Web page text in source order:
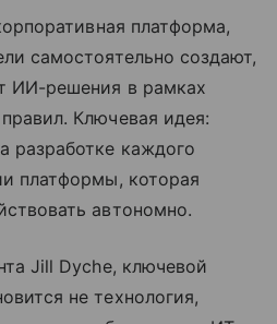
платформа,
самостоятельно создают,
ИИ-решения в рамках
Ключевая идея:
разработке каждого
платформы, которая
автономно.
Jill Dyche, ключевой
не технология,